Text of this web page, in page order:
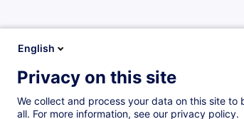
English
Privacy on this site
We collect and process your data on this site
all. For more information, see our privacy policy.